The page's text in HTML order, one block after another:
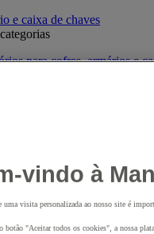
e caixa de chaves
para cofres, armários e
de ponto
e cartão
de ponto e controlador de
vindo à
uma visita personalizada ao nosso site é
botão "Aceitar todos os cookies", a nossa